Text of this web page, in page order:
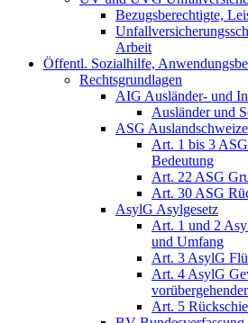
Bezugsberechtigte,
Arbeit
Öffentl. Sozialhilfe,
Rechtsgrundlagen
AIG Ausländer- und
Ausländer und
ASG
Art. 1 bis 3
Bedeutung
Art. 22 ASG
Art. 30 ASG
AsylG Asylgesetz
Art. 1 und 2
und Umfang
Art. 3 AsylG
Art. 4 AsylG
Art. 5